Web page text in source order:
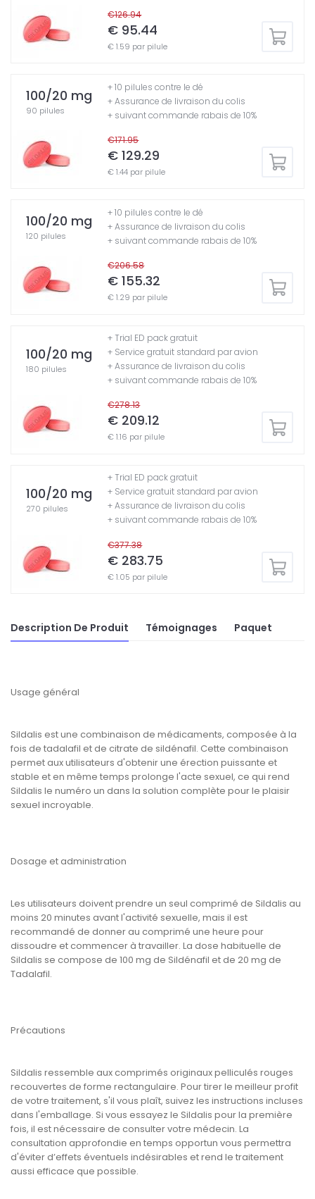
€126.94
€ 95.44
€ 1.59 par pilule
100/20 mg
90 pilules
€171.95
€ 129.29
€ 1.44 par pilule
+ 10 pilules contre le dé
+ Assurance de livraison du colis
+ suivant commande rabais de 10%
100/20 mg
120 pilules
€206.58
€ 155.32
€ 1.29 par pilule
+ 10 pilules contre le dé
+ Assurance de livraison du colis
+ suivant commande rabais de 10%
100/20 mg
180 pilules
€278.13
€ 209.12
€ 1.16 par pilule
+ Trial ED pack gratuit
+ Service gratuit standard par avion
+ Assurance de livraison du colis
+ suivant commande rabais de 10%
100/20 mg
270 pilules
€377.38
€ 283.75
€ 1.05 par pilule
+ Trial ED pack gratuit
+ Service gratuit standard par avion
+ Assurance de livraison du colis
+ suivant commande rabais de 10%
Description De Produit Témoignages Paquet
Usage général
Sildalis est une combinaison de médicaments, composée à la
fois de tadalafil et de citrate de sildénafil. Cette combinaison
permet aux utilisateurs d'obtenir une érection puissante et
stable et en même temps prolonge l'acte sexuel, ce qui rend
Sildalis le numéro un dans la solution complète pour le plaisir
sexuel incroyable.
Dosage et administration
Les utilisateurs doivent prendre un seul comprimé de Sildalis au
moins 20 minutes avant l'activité sexuelle, mais il est
recommandé de donner au comprimé une heure pour
dissoudre et commencer à travailler. La dose habituelle de
Sildalis se compose de 100 mg de Sildénafil et de 20 mg de
Tadalafil.
Précautions
Sildalis ressemble aux comprimés originaux pelliculés rouges
recouvertes de forme rectangulaire. Pour tirer le meilleur profit
de votre traitement, s'il vous plaît, suivez les instructions incluses
dans l'emballage. Si vous essayez le Sildalis pour la première
fois, il est nécessaire de consulter votre médecin. La
consultation approfondie en temps opportun vous permettra
d'éviter d’effets éventuels indésirables et rend le traitement
aussi efficace que possible.